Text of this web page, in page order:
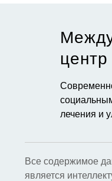
лечения и
Все содержимое
является